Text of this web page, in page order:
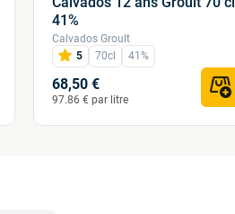
41%
Calvados Groult
5
70cl 41%
68,50 €
97.86 € par litre